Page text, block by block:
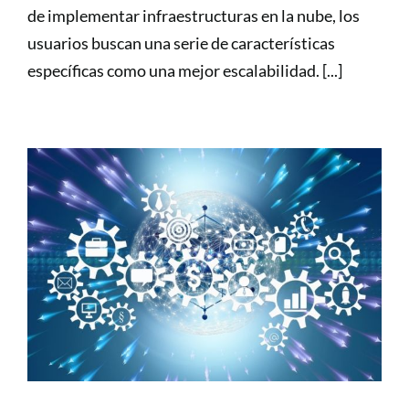
de implementar infraestructuras en la nube, los
usuarios buscan una serie de características
específicas como una mejor escalabilidad. [...]